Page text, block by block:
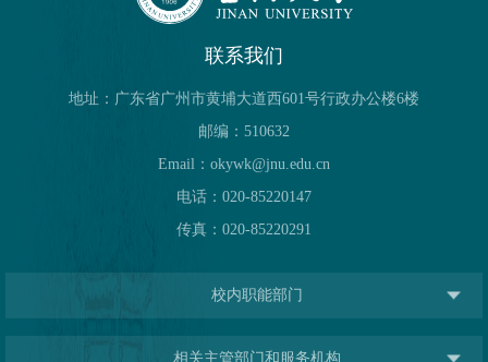
联系我们
地址：广东省广州市黄埔大道西601号行政办公楼6楼
邮编：510632
Email：okywk@jnu.edu.cn
电话：020-85220147
传真：020-85220291
校内职能部门
相关主管部门和服务机构